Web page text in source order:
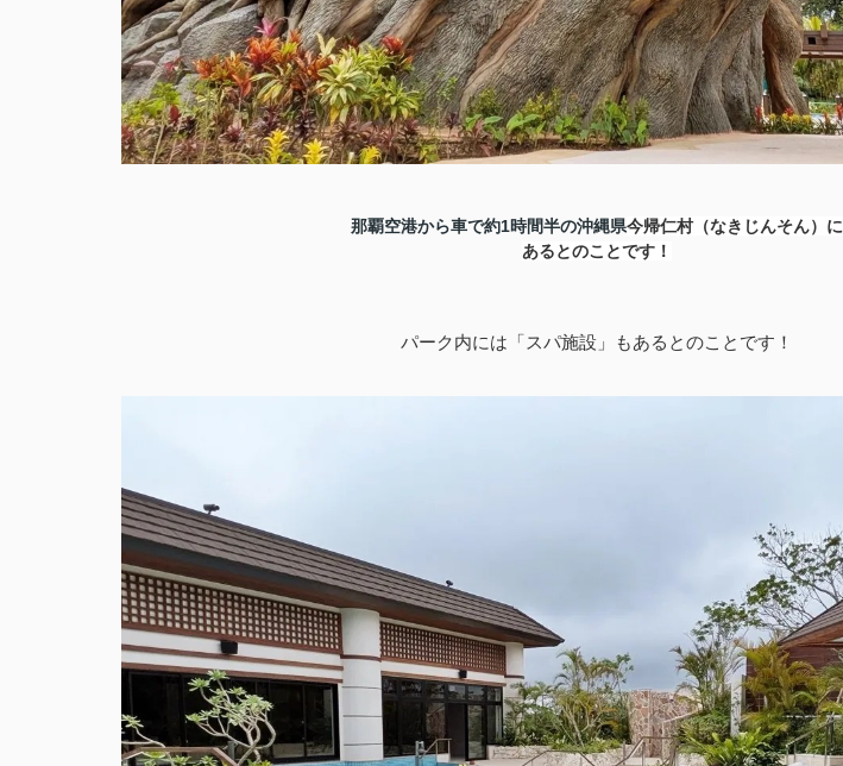
那覇空港から車で約1時間半の沖縄県今帰仁村（なきじんそん）に
あるとのことです！
パーク内には「スパ施設」もあるとのことです！